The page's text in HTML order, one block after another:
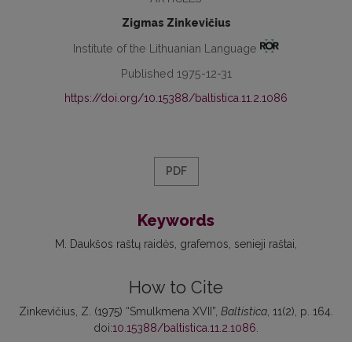
Zigmas Zinkevičius
Institute of the Lithuanian Language
Published 1975-12-31
https://doi.org/10.15388/baltistica.11.2.1086
PDF
Keywords
M. Daukšos raštų raidės grafemos senieji raštai
How to Cite
Zinkevičius, Z. (1975) “Smulkmena XVII”, Baltistica , 11(2), p. 164.
doi:10.15388/baltistica.11.2.1086